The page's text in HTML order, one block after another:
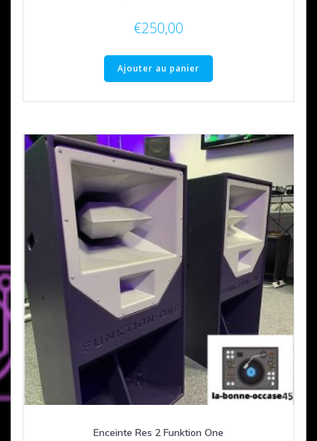
€250,00
Ajouter au panier
Enceinte Res 2 Funktion One